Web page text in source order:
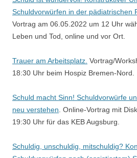
Schuldvorwürfen in der pädiatrischen
Vortrag am 06.05.2022 um 12 Uhr
Leben und Tod, online und vor Ort.
Trauer am Arbeitsplatz. Vortrag/
18:30 Uhr beim Hospiz Bremen-Nord.
Schuld macht Sinn! Schuldvorwürfe
neu verstehen . Online-Vortrag mit
19:30 Uhr für das KEB Augsburg.
Schuldig, unschuldig, mitschuldig?